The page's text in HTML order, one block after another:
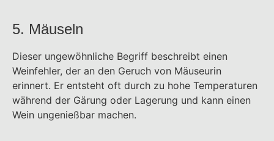
5. Mäuseln
Dieser ungewöhnliche Begriff beschreibt einen
Weinfehler, der an den Geruch von Mäuseurin
erinnert. Er entsteht oft durch zu hohe Temperaturen
während der Gärung oder Lagerung und kann einen
Wein ungenießbar machen.